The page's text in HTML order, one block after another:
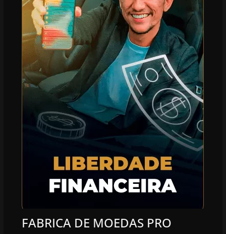
FABRICA DE MOEDAS PRO